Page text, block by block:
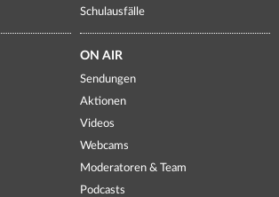
Schulausfälle
ON AIR
Sendungen
Aktionen
Videos
Webcams
Moderatoren & Team
Podcasts